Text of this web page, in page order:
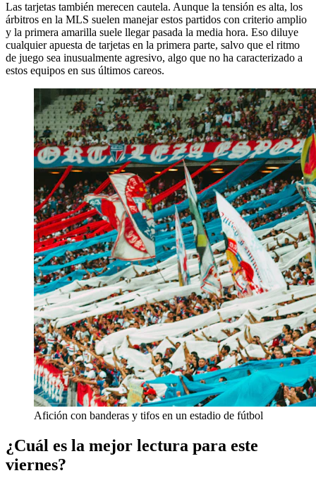
Las tarjetas también merecen cautela. Aunque la tensión es alta, los
árbitros en la MLS suelen manejar estos partidos con criterio amplio
y la primera amarilla suele llegar pasada la media hora. Eso diluye
cualquier apuesta de tarjetas en la primera parte, salvo que el ritmo
de juego sea inusualmente agresivo, algo que no ha caracterizado a
estos equipos en sus últimos careos.
Afición con banderas y tifos en un estadio de fútbol
¿Cuál es la mejor lectura para este
viernes?